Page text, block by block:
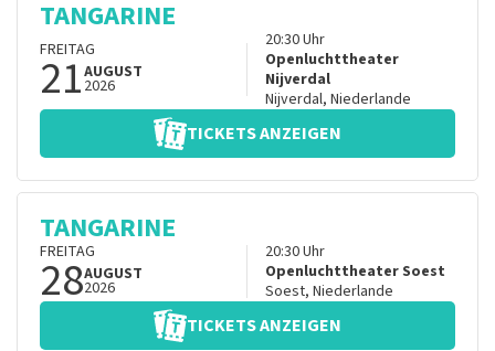
TANGARINE
FREITAG
21AUGUST
2026
20:30Uhr
Openluchttheater
Nijverdal
Nijverdal, Niederlande
TICKETS ANZEIGEN
TANGARINE
FREITAG
28AUGUST
2026
20:30Uhr
Openluchttheater Soest
Soest, Niederlande
TICKETS ANZEIGEN